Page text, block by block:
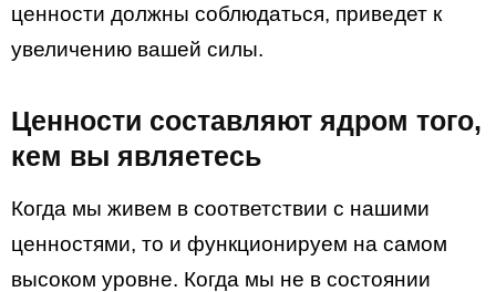
ценности должны соблюдаться, приведет к
увеличению вашей силы.
Ценности составляют ядром того,
кем вы являетесь
Когда мы живем в соответствии с нашими
ценностями, то и функционируем на самом
высоком уровне. Когда мы не в состоянии